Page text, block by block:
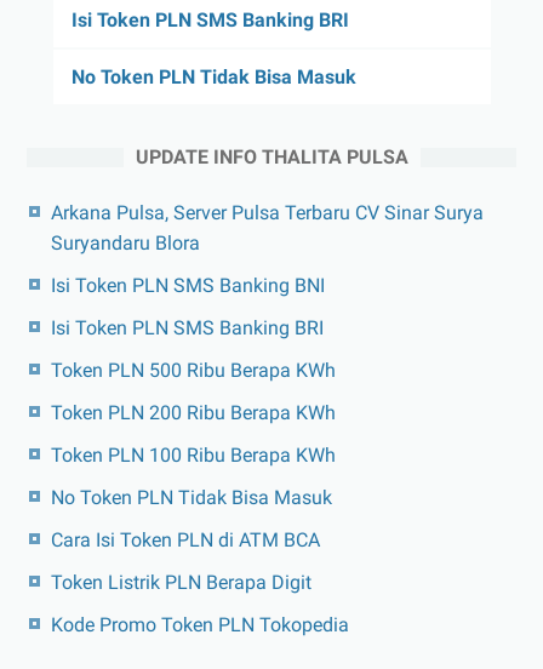
Isi Token PLN SMS Banking BRI
No Token PLN Tidak Bisa Masuk
UPDATE INFO THALITA PULSA
Arkana Pulsa, Server Pulsa Terbaru CV Sinar Surya
Suryandaru Blora
Isi Token PLN SMS Banking BNI
Isi Token PLN SMS Banking BRI
Token PLN 500 Ribu Berapa KWh
Token PLN 200 Ribu Berapa KWh
Token PLN 100 Ribu Berapa KWh
No Token PLN Tidak Bisa Masuk
Cara Isi Token PLN di ATM BCA
Token Listrik PLN Berapa Digit
Kode Promo Token PLN Tokopedia